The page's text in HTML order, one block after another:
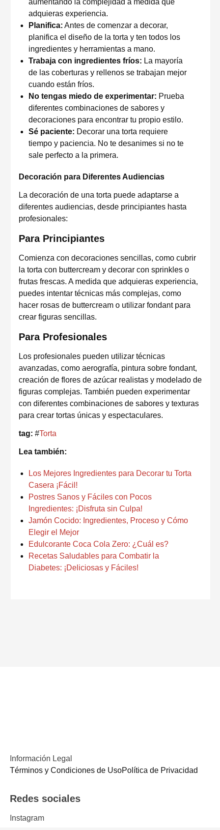
aumentando la complejidad a medida que
adquieras experiencia.
Planifica: Antes de comenzar a decorar,
planifica el diseño de la torta y ten todos los
ingredientes y herramientas a mano.
Trabaja con ingredientes fríos: La mayoría
de las coberturas y rellenos se trabajan mejor
cuando están fríos.
No tengas miedo de experimentar: Prueba
diferentes combinaciones de sabores y
decoraciones para encontrar tu propio estilo.
Sé paciente: Decorar una torta requiere
tiempo y paciencia. No te desanimes si no te
sale perfecto a la primera.
Decoración para Diferentes Audiencias
La decoración de una torta puede adaptarse a
diferentes audiencias, desde principiantes hasta
profesionales:
Para Principiantes
Comienza con decoraciones sencillas, como cubrir
la torta con buttercream y decorar con sprinkles o
frutas frescas. A medida que adquieras experiencia,
puedes intentar técnicas más complejas, como
hacer rosas de buttercream o utilizar fondant para
crear figuras sencillas.
Para Profesionales
Los profesionales pueden utilizar técnicas
avanzadas, como aerografía, pintura sobre fondant,
creación de flores de azúcar realistas y modelado de
figuras complejas. También pueden experimentar
con diferentes combinaciones de sabores y texturas
para crear tortas únicas y espectaculares.
tag: #Torta
Lea también:
Los Mejores Ingredientes para Decorar tu Torta
Casera ¡Fácil!
Postres Sanos y Fáciles con Pocos
Ingredientes: ¡Disfruta sin Culpa!
Jamón Cocido: Ingredientes, Proceso y Cómo
Elegir el Mejor
Edulcorante Coca Cola Zero: ¿Cuál es?
Recetas Saludables para Combatir la
Diabetes: ¡Deliciosas y Fáciles!
Información Legal
Términos y Condiciones de UsoPolítica de Privacidad
Redes sociales
Instagram